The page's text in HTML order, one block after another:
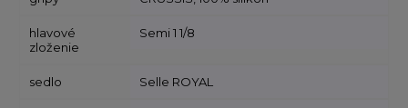
hlavové
zloženie
Semi 1 1/8
sedlo Selle ROYAL